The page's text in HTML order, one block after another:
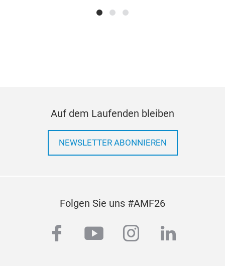
Auf dem Laufenden bleiben
NEWSLETTER ABONNIEREN
Folgen Sie uns #AMF26
facebook
youtubeinstagram
linkedin